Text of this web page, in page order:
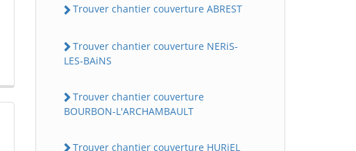
Trouver chantier couverture ABREST
Trouver chantier couverture NERiS-
LES-BAiNS
Trouver chantier couverture
BOURBON-L'ARCHAMBAULT
Trouver chantier couverture HURiEL